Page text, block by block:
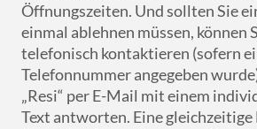
Öffnungszeiten. Und sollten Sie
einmal ablehnen müssen, können
telefonisch kontaktieren (sofern
Telefonnummer angegeben
„Resi“ per E-Mail mit einem
Text antworten. Eine